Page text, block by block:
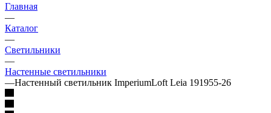
Главная
—
Каталог
—
Светильники
—
Настенные светильники
—Настенный светильник ImperiumLoft Leia 191955-26